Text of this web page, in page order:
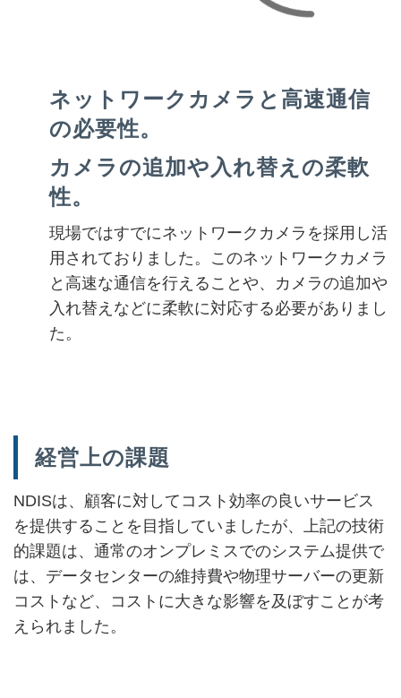
ネットワークカメラと高速通信
の必要性。
カメラの追加や入れ替えの柔軟
性。
現場ではすでにネットワークカメラを採用し活
用されておりました。このネットワークカメラ
と高速な通信を行えることや、カメラの追加や
入れ替えなどに柔軟に対応する必要がありまし
た。
経営上の課題
NDISは、顧客に対してコスト効率の良いサービス
を提供することを目指していましたが、上記の技術
的課題は、通常のオンプレミスでのシステム提供で
は、データセンターの維持費や物理サーバーの更新
コストなど、コストに大きな影響を及ぼすことが考
えられました。